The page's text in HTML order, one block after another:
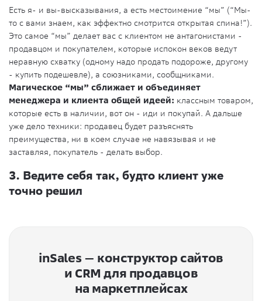
Есть я- и вы-высказывания, а есть местоимение “мы” (“Мы-
то с вами знаем, как эффектно смотрится открытая спина!”).
Это самое “мы” делает вас с клиентом не антагонистами -
продавцом и покупателем, которые испокон веков ведут
неравную схватку (одному надо продать подороже, другому
- купить подешевле), а союзниками, сообщниками.
Магическое “мы” сближает и объединяет
менеджера и клиента общей идеей: классным товаром,
которые есть в наличии, вот он - иди и покупай. А дальше
уже дело техники: продавец будет разъяснять
преимущества, ни в коем случае не навязывая и не
заставляя, покупатель - делать выбор.
3. Ведите себя так, будто клиент уже
точно решил
inSales — конструктор сайтов
и CRM для продавцов
на маркетплейсах